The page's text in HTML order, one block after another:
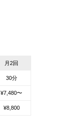
月2回
30分
¥7,480〜
¥8,800